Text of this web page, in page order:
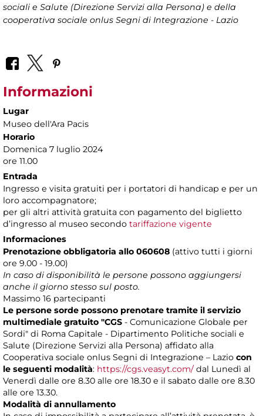
sociali e Salute (Direzione Servizi alla Persona) e della
cooperativa sociale onlus Segni di Integrazione - Lazio
Informazioni
Lugar
Museo dell'Ara Pacis
Horario
Domenica 7 luglio 2024
ore 11.00
Entrada
Ingresso e visita gratuiti per i portatori di handicap e per un
loro accompagnatore;
per gli altri attività gratuita con pagamento del biglietto
d’ingresso al museo secondo tariffazione vigente
Informaciones
Prenotazione obbligatoria allo 060608 (attivo tutti i giorni
ore 9.00 - 19.00)
In caso di disponibilità le persone possono aggiungersi
anche il giorno stesso sul posto.
Massimo 16 partecipanti
Le persone sorde possono prenotare tramite il servizio
multimediale gratuito "CGS - Comunicazione Globale per
Sordi" di Roma Capitale - Dipartimento Politiche sociali e
Salute (Direzione Servizi alla Persona) affidato alla
Cooperativa sociale onlus Segni di Integrazione – Lazio con
le seguenti modalità: https://cgs.veasyt.com/dal Lunedì al
Venerdì dalle ore 8.30 alle ore 18.30 e il sabato dalle ore 8.30
alle ore 13.30.
Modalità di annullamento